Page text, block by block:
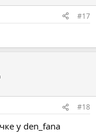
#17
#18
у den_fanа